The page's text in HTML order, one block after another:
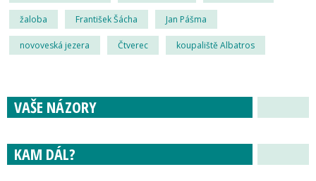
žaloba František Šácha Jan Pášma
novoveská jezera Čtverec koupaliště Albatros
VAŠE NÁZORY
KAM DÁL?